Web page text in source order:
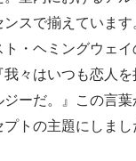
スで揃えています
・ヘミングウェ
々はいつも恋人
ーだ。』この言
トの主題にしまし